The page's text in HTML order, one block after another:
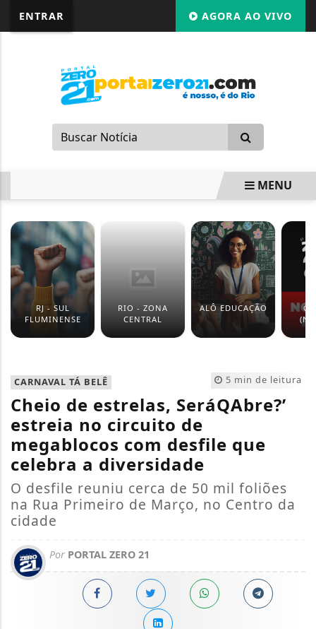
ENTRAR AGORA AO VIVO
MENU
RJ - SUL
FLUMINENSE
RIO - ZONA
CENTRAL
ALÔ EDUCAÇÃO
5 min de leitura
CARNAVAL TÁ BELÊ
Cheio de estrelas, SeráQAbre?’
estreia no circuito de
megablocos com desfile que
celebra a diversidade
O desfile reuniu cerca de 50 mil foliões
na Rua Primeiro de Março, no Centro da
cidade
Por PORTAL ZERO 21